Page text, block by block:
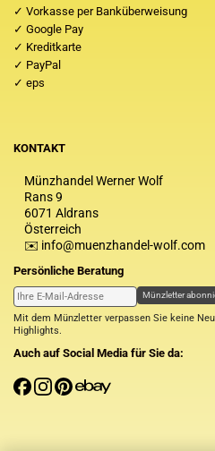
✓ Vorkasse per Banküberweisung
✓ Google Pay
✓ Kreditkarte
✓ PayPal
✓ eps
KONTAKT
Münzhandel Werner Wolf
Rans 9
6071 Aldrans
Österreich
✉️ info@muenzhandel-wolf.com
Persönliche Beratung
Münzletter
Mit dem Münzletter verpassen Sie keine
Highlights.
Auch auf Social Media für Sie da: